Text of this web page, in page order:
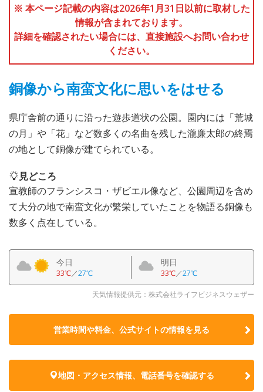
※ 本ページ記載の内容は2026年1月31日以前に取材した
情報が含まれております。
詳細を確認されたい場合には、直接施設へお問い合わせ
ください。
銅像から南蛮文化に思いをはせる
県庁舎前の通りに沿った遊歩道状の公園。園内には「荒城
の月」や「花」など数多くの名曲を残した瀧廉太郎の終焉
の地として銅像が建てられている。
見どころ
宣教師のフランシスコ・ザビエル像など、公園周辺を含め
て大分の地で南蛮文化が繁栄していたことを物語る銅像も
数多く点在している。
今日
33℃／27℃
明日
33℃／27℃
天気情報提供元：株式会社ライフビジネスウェザー
営業時間や料金、公式サイトの情報を見る
地図・アクセス情報、電話番号を確認する